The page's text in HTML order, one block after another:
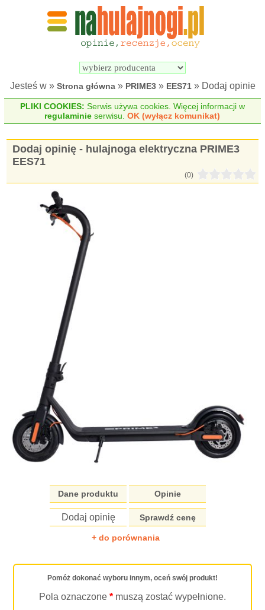
Wyszukiwarka
elektrycznych
Jesteś w » Strona główna» PRIME3» EES71» Dodaj opinie
PLIKI COOKIES: Serwis używa cookies. Więcej informacji w
regulaminie serwisu.OK (wyłącz komunikat)
Dodaj opinię - hulajnoga elektryczna PRIME3
EES71
(0)
Dane produktu Opinie
Dodaj opinię Sprawdź cenę
+ do porównania
Pomóż dokonać wyboru innym, oceń swój produkt!
Pola oznaczone * muszą zostać wypełnione.